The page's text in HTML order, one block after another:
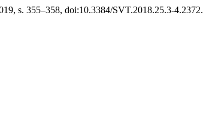
s. 355–358, doi:10.3384/SVT.2018.25.3-4.2372.